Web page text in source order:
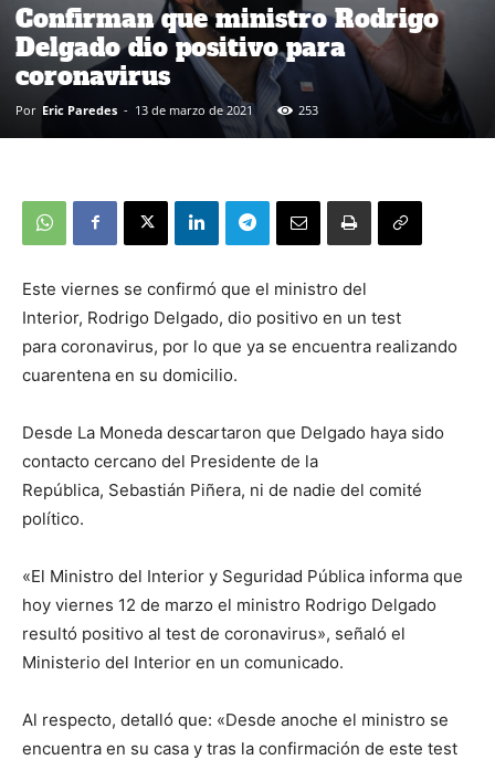
Confirman que ministro Rodrigo
Delgado dio positivo para
coronavirus
Por Eric Paredes - 13 de marzo de 2021 253
Este viernes se confirmó que el ministro del
Interior, Rodrigo Delgado, dio positivo en un test
para coronavirus, por lo que ya se encuentra realizando
cuarentena en su domicilio.
Desde La Moneda descartaron que Delgado haya sido
contacto cercano del Presidente de la
República, Sebastián Piñera, ni de nadie del comité
político.
«El Ministro del Interior y Seguridad Pública informa que
hoy viernes 12 de marzo el ministro Rodrigo Delgado
resultó positivo al test de coronavirus», señaló el
Ministerio del Interior en un comunicado.
Al respecto, detalló que: «Desde anoche el ministro se
encuentra en su casa y tras la confirmación de este test